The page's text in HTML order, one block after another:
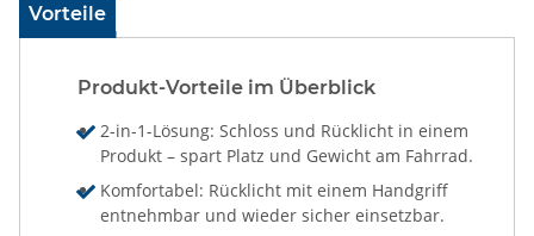
Vorteile
Produkt-Vorteile im Überblick
2-in-1-Lösung: Schloss und Rücklicht in einem
Produkt – spart Platz und Gewicht am Fahrrad.
Komfortabel: Rücklicht mit einem Handgriff
entnehmbar und wieder sicher einsetzbar.